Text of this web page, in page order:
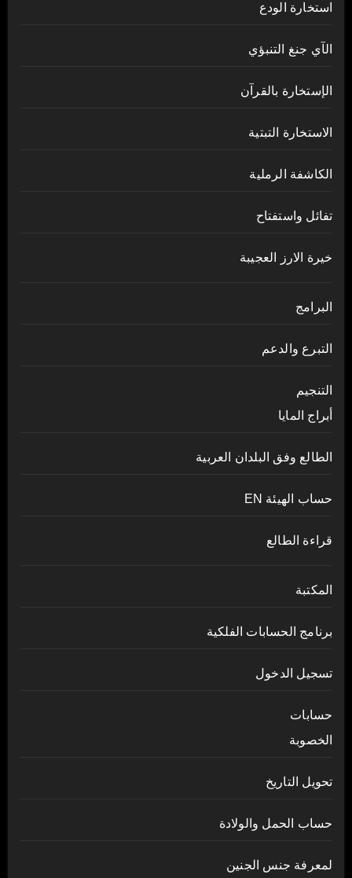
استخارة الودع
الآي جنغ التنبؤي
الإستخارة بالقرآن
الاستخارة التبتية
الكاشفة الرملية
تفائل واستفتاح
خيرة الارز العجيبة
البرامج
التبرع والدعم
التنجيم
أبراج المايا
الطالع وفق البلدان العربية
حساب الهيئة EN
قراءة الطالع
المكتبة
برنامج الحسابات الفلكية
تسجيل الدخول
حسابات
الخصوبة
تحويل التاريخ
حساب الحمل والولادة
لمعرفة جنس الجنين